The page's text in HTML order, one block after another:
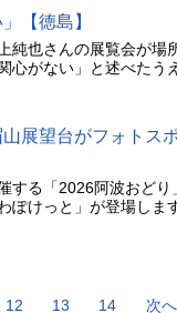
【徳島】
純也さんの展覧会が場
心がない」と述べたう
展望台がフォトス
する「2026阿波おど
ぽけっと」が登場しま
12 13 14 次へ